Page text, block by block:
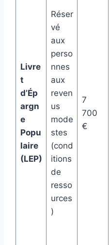
Livre
t
d’Ép
argn
e
Popu
laire
(LEP)
Réser
vé
aux
perso
nnes
aux
reven
us
mode
stes
(cond
itions
de
resso
urces
)
7
700
€